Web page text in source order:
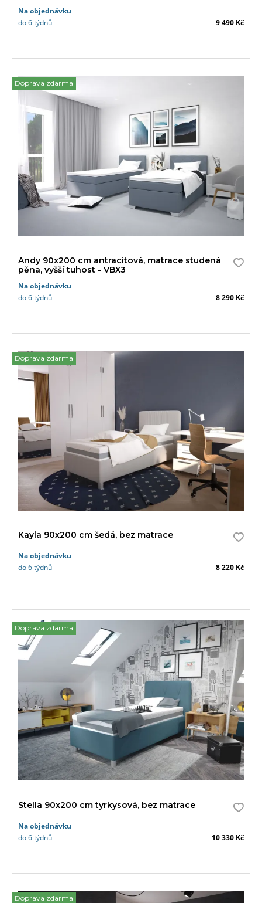
Na objednávku
do 6 týdnů
9 490 Kč
Doprava zdarma
Andy 90x200 cm antracitová, matrace studená
pěna, vyšší tuhost - VBX3
Na objednávku
do 6 týdnů
8 290 Kč
Doprava zdarma
Kayla 90x200 cm šedá, bez matrace
Na objednávku
do 6 týdnů
8 220 Kč
Doprava zdarma
Stella 90x200 cm tyrkysová, bez matrace
Na objednávku
do 6 týdnů
10 330 Kč
Doprava zdarma